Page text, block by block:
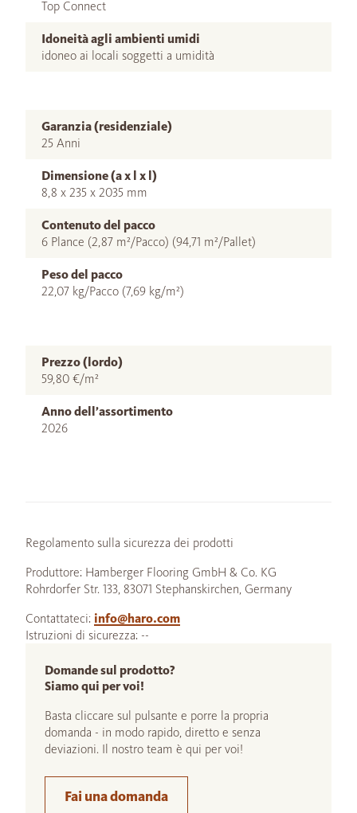
Top Connect
Idoneità agli ambienti umidi
idoneo ai locali soggetti a umidità
Garanzia (residenziale)
25 Anni
Dimensione (a x l x l)
8,8 x 235 x 2035 mm
Contenuto del pacco
6 Plance (2,87 m²/Pacco) (94,71 m²/Pallet)
Peso del pacco
22,07 kg/Pacco (7,69 kg/m²)
Prezzo (lordo)
59,80 €/m²
Anno dell’assortimento
2026
Regolamento sulla sicurezza dei prodotti
Produttore: Hamberger Flooring GmbH & Co. KG
Rohrdorfer Str. 133, 83071 Stephanskirchen, Germany
Contattateci: info@haro.com
Istruzioni di sicurezza: --
Domande sul prodotto?
Siamo qui per voi!
Basta cliccare sul pulsante e porre la propria
domanda - in modo rapido, diretto e senza
deviazioni. Il nostro team è qui per voi!
Fai una domanda